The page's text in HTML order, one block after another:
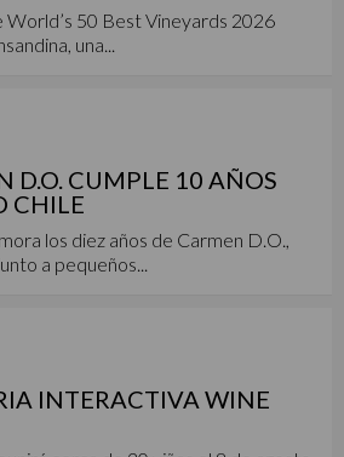
World’s 50 Best Vineyards 2026
una...
D.O. CUMPLE 10 AÑOS
CHILE
los diez años de Carmen D.O.,
a pequeños...
INTERACTIVA WINE